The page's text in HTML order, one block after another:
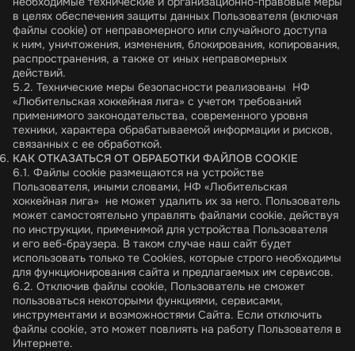
в целях обеспечения защиты данных Пользователя (включая
файлы cookie) от неправомерного или случайного доступа
к ним, уничтожения, изменения, блокирования, копирования,
распространения, а также от иных неправомерных
действий.
5.2. Технические меры безопасности реализованы НФ
«Любительская хоккейная лига» с учетом требований
применимого законодательства, современного уровня
техники, характера обрабатываемой информации и рисков,
связанных с ее обработкой.
КАК ОТКАЗАТЬСЯ ОТ ОБРАБОТКИ ФАЙЛОВ COOKIE
6.1. Файлы cookie размещаются на устройстве
Пользователя, иными словами, НФ «Любительская
хоккейная лига» не может удалить их за него. Пользователь
может самостоятельно управлять файлами cookie, действуя
по инструкции, применимой для устройства Пользователя
и его веб-браузера. В таком случае наш сайт будет
использовать только те Cookies, которые строго необходимы
для функционирования сайта и предлагаемых им сервисов.
6.2. Отключив файлы cookie, Пользователь не сможет
пользоваться некоторыми функциями, сервисами,
инструментами и возможностями Сайта. Если отключить
файлы cookie, это может повлиять на работу Пользователя в
Интернете.